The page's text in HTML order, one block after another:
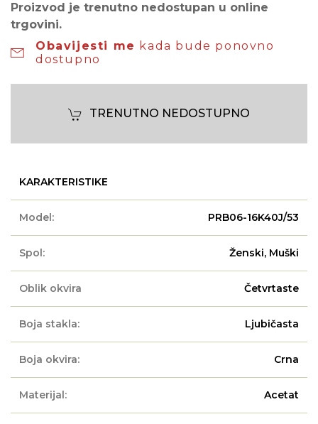
Proizvod je trenutno nedostupan u online
trgovini.
Obavijesti me kada bude ponovno
dostupno
TRENUTNO NEDOSTUPNO
KARAKTERISTIKE
Model: PRB06-16K40J/53
Spol: Ženski, Muški
Oblik okvira Četvrtaste
Boja stakla: Ljubičasta
Boja okvira: Crna
Materijal: Acetat